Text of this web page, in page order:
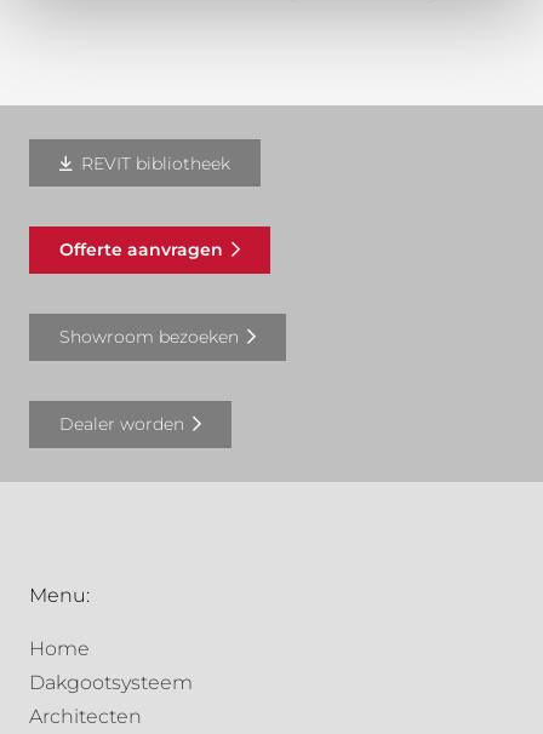
REVIT bibliotheek
Offerte aanvragen
Showroom bezoeken
Dealer worden
Menu:
Home
Dakgootsysteem
Architecten